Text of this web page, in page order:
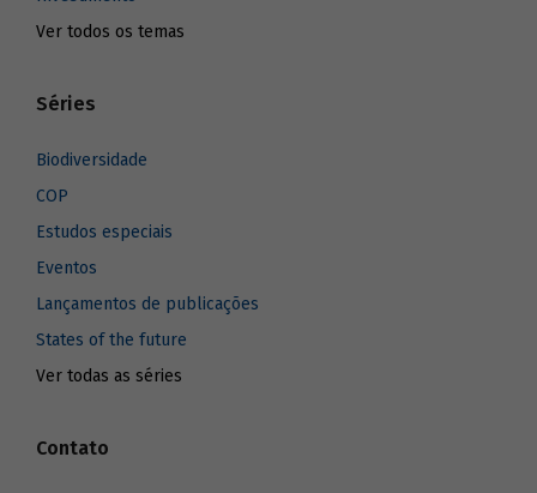
Ver todos os temas
Séries
Biodiversidade
COP
Estudos especiais
Eventos
Lançamentos de publicações
States of the future
Ver todas as séries
Contato